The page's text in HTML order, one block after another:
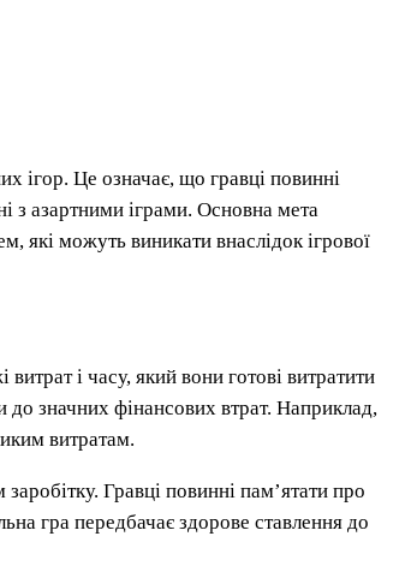
ігор. Це означає, що гравці повинні
з азартними іграми. Основна мета
які можуть виникати внаслідок ігрової
і часу, який вони готові витратити
до значних фінансових втрат. Наприклад,
витратам.
Гравці повинні пам’ятати про
гра передбачає здорове ставлення до